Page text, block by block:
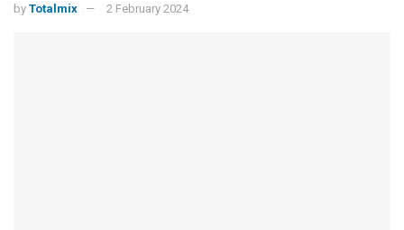
by Totalmix 2 February 2024